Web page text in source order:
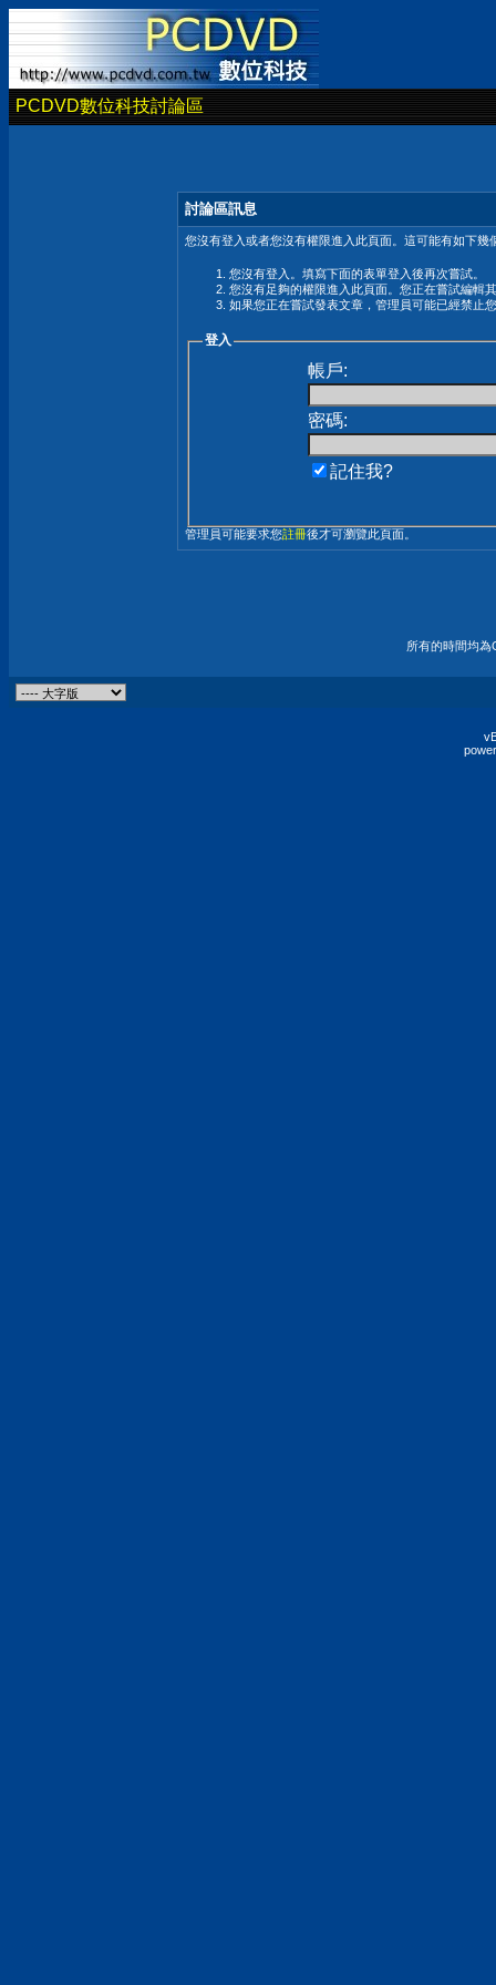
PCDVD數位科技討論區
討論區訊息
您沒有登入或者您沒有權限進入此頁面。這可能有如下幾
您沒有登入。填寫下面的表單登入後再次嘗試。
您沒有足夠的權限進入此頁面。您正在嘗試編輯
如果您正在嘗試發表文章，管理員可能已經禁止
登入
帳戶:
密碼:
記住我?
管理員可能要求您註冊後才可瀏覽此頁面。
所有的時間均為